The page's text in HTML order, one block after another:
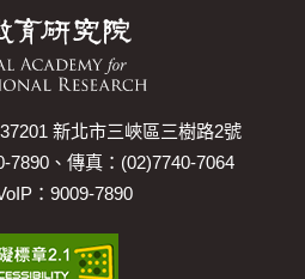
新北市三峽區三樹路2號
7890、傳真：(02)7740-7064
：9009-7890